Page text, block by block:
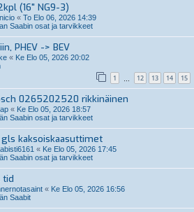
(16" NG9-3)
« To Elo 06, 2026 14:39
Saabin osat ja tarvikkeet
PHEV -> BEV
« Ke Elo 05, 2026 20:02
1 12 13 14 15
0265202520 rikkinäinen
« Ke Elo 05, 2026 18:57
Saabin osat ja tarvikkeet
kaksoiskaasuttimet
« Ke Elo 05, 2026 17:45
Saabin osat ja tarvikkeet
tid
« Ke Elo 05, 2026 16:56
Saabit